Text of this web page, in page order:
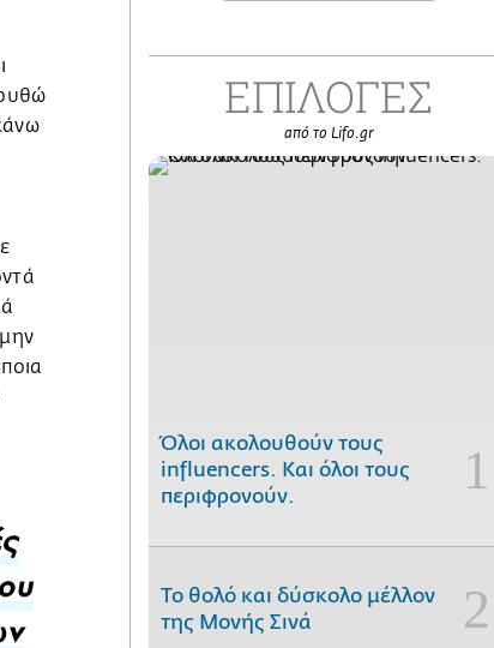
ΕΠΙΛΟΓΕΣ
από το Lifo.gr
Όλοι ακολουθούν τους
influencers. Και όλοι τους
περιφρονούν.
Το θολό και δύσκολο μέλλον
της Μονής Σινά